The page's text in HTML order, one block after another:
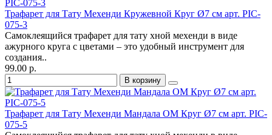
Трафарет для Тату Мехенди Кружевной Круг Ø7 см арт. PIC-
075-3
Самоклеящийся трафарет для тату хной мехенди в виде
ажурного круга с цветами – это удобный инструмент для
создания..
99.00 р.
В корзину
Трафарет для Тату Мехенди Мандала ОМ Круг Ø7 см арт. PIC-
075-5